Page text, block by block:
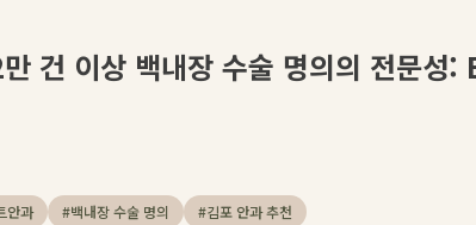
만 건 이상 백내장 수술 명의의 전문
안과 #백내장 수술 명의 #김포 안과 추천